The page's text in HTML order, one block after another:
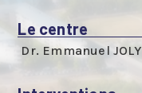
Le centre
Dr. Emmanuel JOLY